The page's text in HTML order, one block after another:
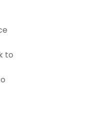
to